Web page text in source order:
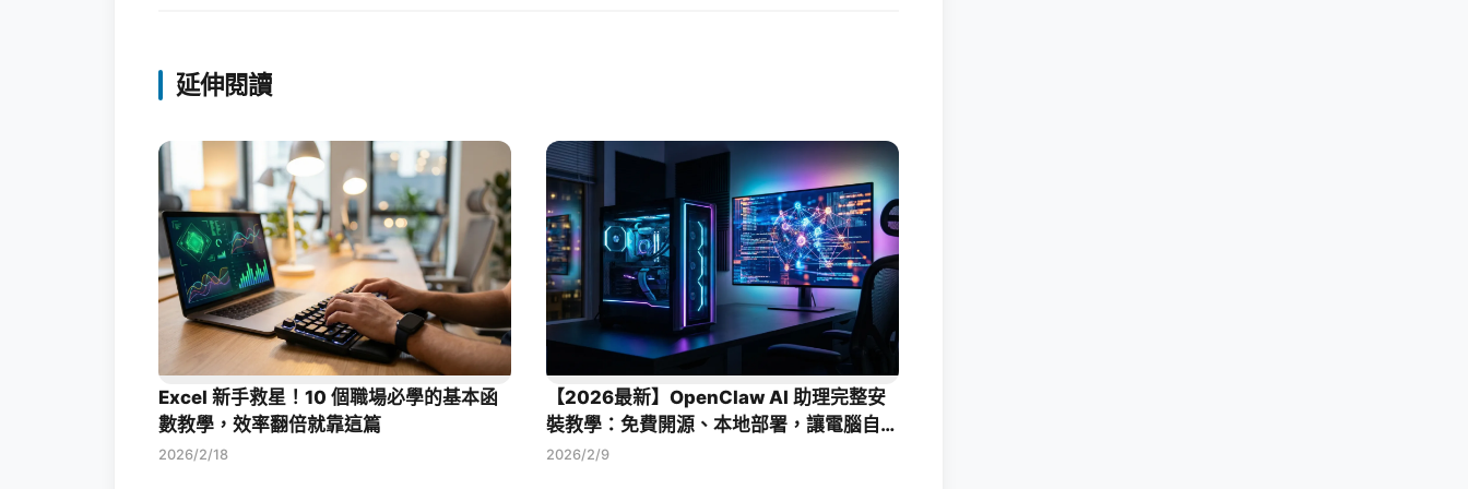
延伸閱讀
Excel 新手救星！10 個職場必學的基本函
數教學，效率翻倍就靠這篇
2026/2/18
【2026最新】OpenClaw AI 助理完整安
裝教學：免費開源、本地部署，讓電腦自動
幫你工作！
2026/2/9